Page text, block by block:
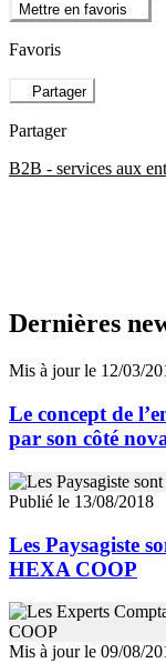
Mettre en favoris
Favoris
Partager
Partager
B2B - services aux
Dernières
Mis à jour le 12/03/
Le concept de
par son côté
Publié le 13/08/2018
Les Paysagiste
HEXA COOP
Mis à jour le 09/08/